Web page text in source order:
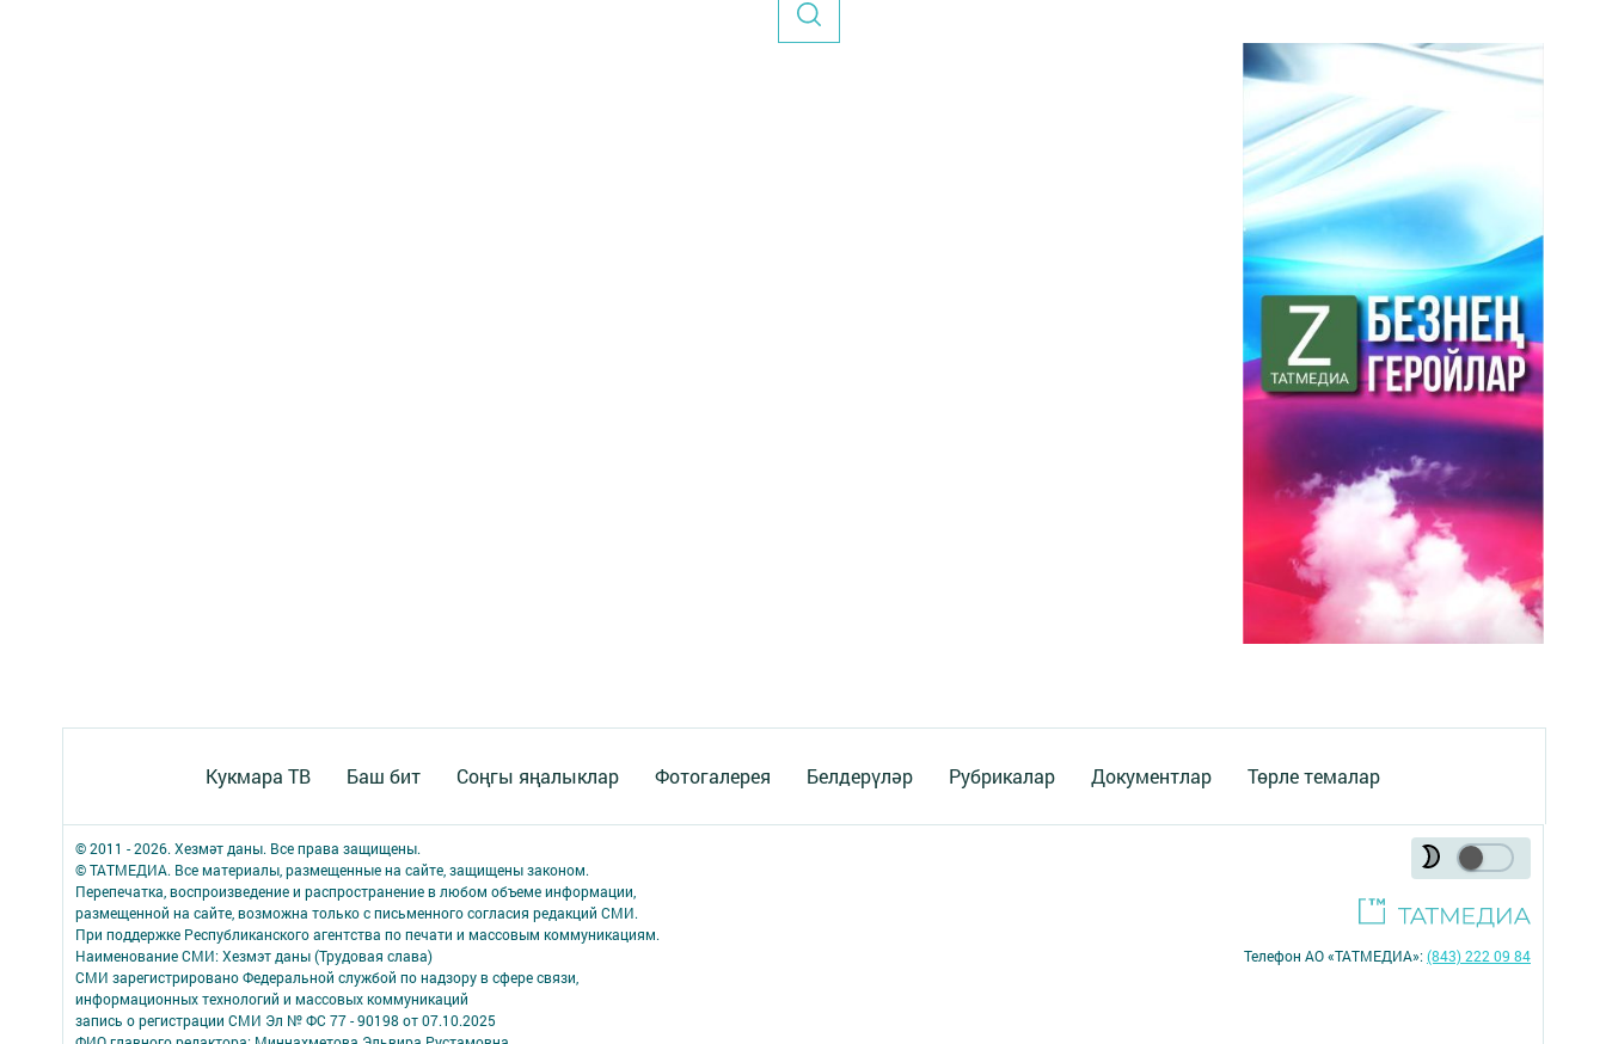
Кукмара ТВ Баш бит Соңгы яңалыклар Фотогалерея Белдерүләр Рубрикалар Документлар Төрле темалар
© 2011 - 2026. Хезмәт даны. Все права защищены.
© ТАТМЕДИА. Все материалы, размещенные на сайте, защищены законом.
Перепечатка, воспроизведение и распространение в любом объеме информации,
размещенной на сайте, возможна только с письменного согласия редакций СМИ.
При поддержке Республиканского агентства по печати и массовым коммуникациям.
Наименование СМИ: Хезмэт даны (Трудовая слава)
СМИ зарегистрировано Федеральной службой по надзору в сфере связи,
информационных технологий и массовых коммуникаций
запись о регистрации СМИ Эл № ФС 77 - 90198 от 07.10.2025
Телефон АО «ТАТМЕДИА»:(843) 222 09 84